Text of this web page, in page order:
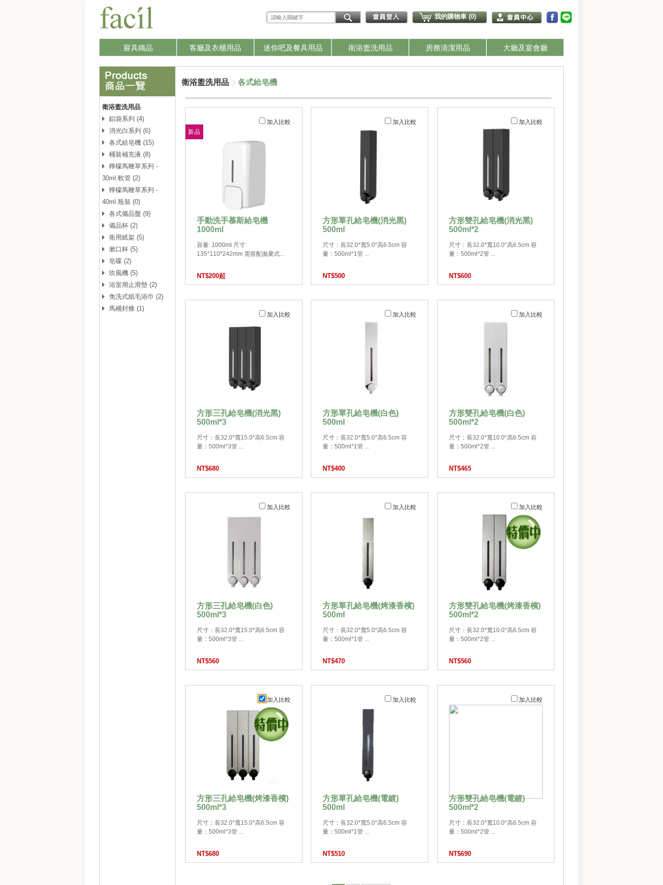
我的購物車 (0)
寢具織品 客廳及衣櫃用品 迷你吧及餐具用品 衛浴盥洗用品 房務清潔用品 大廳及宴會廳
衛浴盥洗用品
鋁袋系列 (4)
消光白系列 (6)
各式給皂機 (15)
桶裝補充液 (8)
檸檬馬鞭草系列 -
30ml.軟管 (2)
檸檬馬鞭草系列 -
40ml.瓶裝 (0)
各式備品盤 (9)
備品杯 (2)
衛用紙架 (5)
漱口杯 (5)
皂碟 (2)
吹風機 (5)
浴室用止滑墊 (2)
免洗式紙毛浴巾 (2)
馬桶封條 (1)
衛浴盥洗用品 各式給皂機
加入比較
新品
手動洗手慕斯給皂機
1000ml
容量: 1000ml 尺寸:
135*110*242mm 需搭配拋棄式...
NT$200起
加入比較
方形單孔給皂機(消光黑)
500ml
尺寸：長32.0*寬5.0*高6.5cm 容
量：500ml*1管 ...
NT$500
加入比較
方形雙孔給皂機(消光黑)
500ml*2
尺寸：長32.0*寬10.0*高6.5cm 容
量：500ml*2管 ...
NT$600
加入比較
方形三孔給皂機(消光黑)
500ml*3
尺寸：長32.0*寬15.0*高6.5cm 容
量：500ml*3管 ...
NT$680
加入比較
方形單孔給皂機(白色)
500ml
尺寸：長32.0*寬5.0*高6.5cm 容
量：500ml*1管 ...
NT$400
加入比較
方形雙孔給皂機(白色)
500ml*2
尺寸：長32.0*寬10.0*高6.5cm 容
量：500ml*2管 ...
NT$465
加入比較
方形三孔給皂機(白色)
500ml*3
尺寸：長32.0*寬15.0*高6.5cm 容
量：500ml*3管 ...
NT$560
加入比較
方形單孔給皂機(烤漆香檳)
500ml
尺寸：長32.0*寬5.0*高6.5cm 容
量：500ml*1管 ...
NT$470
加入比較
方形雙孔給皂機(烤漆香檳)
500ml*2
尺寸：長32.0*寬10.0*高6.5cm 容
量：500ml*2管 ...
NT$560
加入比較
方形三孔給皂機(烤漆香檳)
500ml*3
尺寸：長32.0*寬15.0*高6.5cm 容
量：500ml*3管 ...
NT$680
加入比較
方形單孔給皂機(電鍍)
500ml
尺寸：長32.0*寬5.0*高6.5cm 容
量：500ml*1管 ...
NT$510
加入比較
方形雙孔給皂機(電鍍)
500ml*2
尺寸：長32.0*寬10.0*高6.5cm 容
量：500ml*2管 ...
NT$690